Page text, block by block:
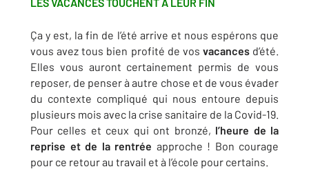
Ça y est, la fin de l’été arrive et nous espérons que
vous avez tous bien profité de vos vacancesd’été.
Elles vous auront certainement permis de vous
reposer, de penser à autre chose et de vous évader
du contexte compliqué qui nous entoure depuis
plusieurs mois avec la crise sanitaire de la Covid-19.
Pour celles et ceux qui ont bronzé, l’heure de la
reprise et de la rentrée approche ! Bon courage
pour ce retour au travail et à l’école pour certains.